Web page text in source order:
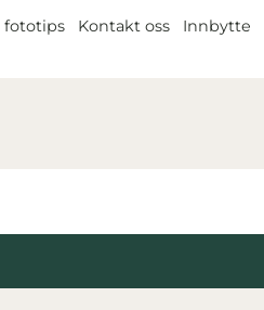
fototips Kontakt oss Innbytte